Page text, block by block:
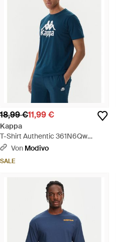
18,99 €11,99 €
Kappa
T-Shirt Authentic 361N6Qw
Regular Fit - Blau
Von Modivo
SALE